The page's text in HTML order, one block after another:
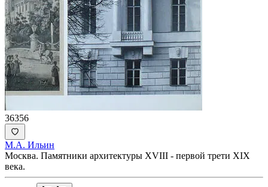
36356
М.А. Ильин
Москва. Памятники архитектуры XVIII - первой трети XIX
века.